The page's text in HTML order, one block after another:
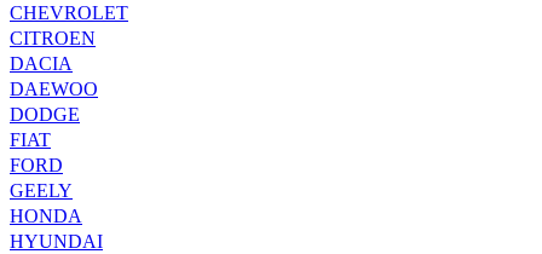
CHEVROLET
CITROEN
DACIA
DAEWOO
DODGE
FIAT
FORD
GEELY
HONDA
HYUNDAI